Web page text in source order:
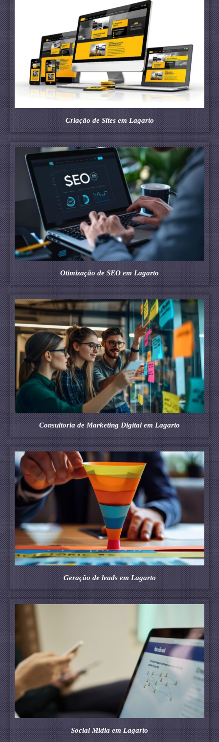
Criação de Sites em Lagarto
Otimização de SEO em Lagarto
Consultoria de Marketing Digital em Lagarto
Geração de leads em Lagarto
Social Midia em Lagarto